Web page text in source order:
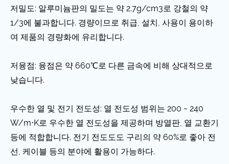
저밀도: 알루미늄판의 밀도는 약 2.7g/cm3로 강철의 약
1/3에 불과합니다. 경량이므로 취급, 설치, 사용이 용이하
여 제품의 경량화에 유리합니다.
저융점: 융점은 약 660℃로 다른 금속에 비해 상대적으로
낮습니다.
우수한 열 및 전기 전도성: 열 전도성 범위는 200 ~ 240
W/m⋅K로 우수한 열 전도성을 제공하며 방열판, 열 교환기
등에 적합합니다. 전기 전도도도 구리의 약 60%로 좋아 전
선, 케이블 등의 분야에 활용이 가능하다.